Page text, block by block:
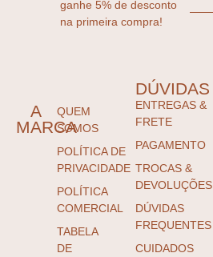
ganhe 5% de desconto
na primeira compra!
A
MARCA
QUEM
SOMOS
POLÍTICA DE
PRIVACIDADE
POLÍTICA
COMERCIAL
TABELA
DE
DÚVIDAS
ENTREGAS &
FRETE
PAGAMENTO
TROCAS &
DEVOLUÇÕES
DÚVIDAS
FREQUENTES
CUIDADOS